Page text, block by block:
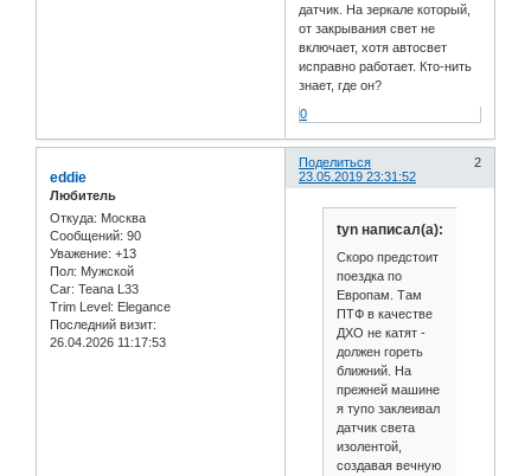
датчик. На зеркале который,
от закрывания свет не
включает, хотя автосвет
исправно работает. Кто-нить
знает, где он?
0
Поделиться
2
23.05.2019 23:31:52
eddie
Любитель
Откуда: Москва
Сообщений: 90
Уважение: +13
Пол: Мужской
Car: Teana L33
Trim Level: Elegance
Последний визит:
26.04.2026 11:17:53
tyn написал(а):
Скоро предстоит
поездка по
Европам. Там
ПТФ в качестве
ДХО не катят -
должен гореть
ближний. На
прежней машине
я тупо заклеивал
датчик света
изолентой,
создавая вечную